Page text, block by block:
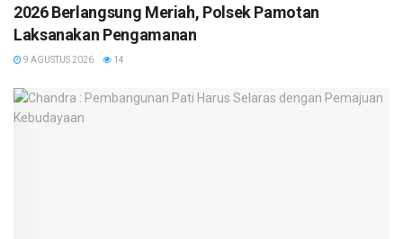
2026 Berlangsung Meriah, Polsek Pamotan
Laksanakan Pengamanan
9 AGUSTUS 2026 14